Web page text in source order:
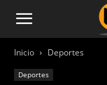
Inicio Deportes
Deportes